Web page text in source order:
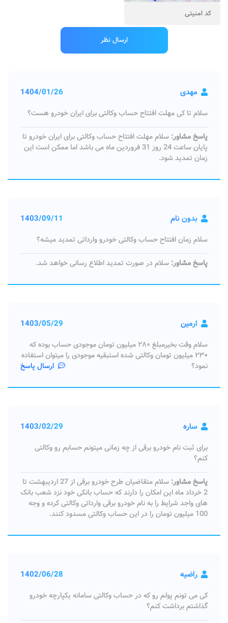
مهدی 1404/01/26
سلام تا کی مهلت افتتاح حساب وکالتی برای ایران خودرو هست؟
پاسخ مشاور: سلام مهلت افتتاح حساب وکالتی برای ایران خودرو تا
پایان ساعت 24 روز 31 فروردین ماه می باشد اما ممکن است این
زمان تمدید شود.
بدون نام 1403/09/11
سلام زمان افتتاح حساب وکالتی خودرو وارداتی تمدید میشه؟
پاسخ مشاور: سلام در صورت تمدید اطلاع رسانی خواهد شد.
ارمین 1403/05/29
سلام وقت بخیرمبلغ ۲۸۰ میلیون تومان موجودی حساب بوده که
۲۳۰ میلیون تومان وکالتی شده استبقیه موجودی را میتوان استفاده
نمود؟
ارسال پاسخ
ساره 1403/02/29
برای ثبت نام خودرو برقی از چه زمانی میتونم حسابم رو وکالتی
کنم؟
پاسخ مشاور:
سلام متقاضیان طرح خودرو برقی از 27 اردیبهشت تا
2 خرداد ماه این امکان را دارند که حساب‌ بانکی خود نزد شعب بانک‌
های واجد شرایط را به نام خودرو برقی وارداتی وکالتی کرده و وجه
100 میلیون تومان را در این حساب وکالتی مسدود کنند.
راضیه 1402/06/28
کی می تونم پولم رو که در حساب وکالتی سامانه یکپارچه خودرو
گذاشتم برداشت کنم؟